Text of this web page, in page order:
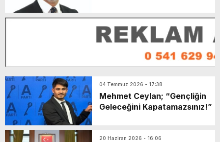
04 Temmuz 2026 - 17:38
Mehmet Ceylan; “Gençliğin
Geleceğini Kapatamazsınız!”
20 Haziran 2026 - 16:06